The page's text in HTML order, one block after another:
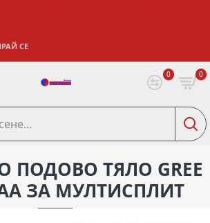
СЕ
0 0
ПОДОВО ТЯЛО GREE
ЗА МУЛТИСПЛИТ